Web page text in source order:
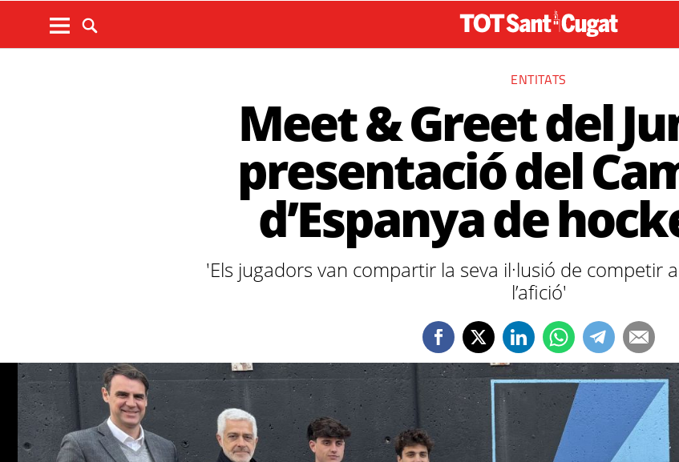
ENTITATS
Meet & Greet del
presentació del
d’Espanya de
'Els jugadors van compartir la seva il·lusió de competir
l’afició'